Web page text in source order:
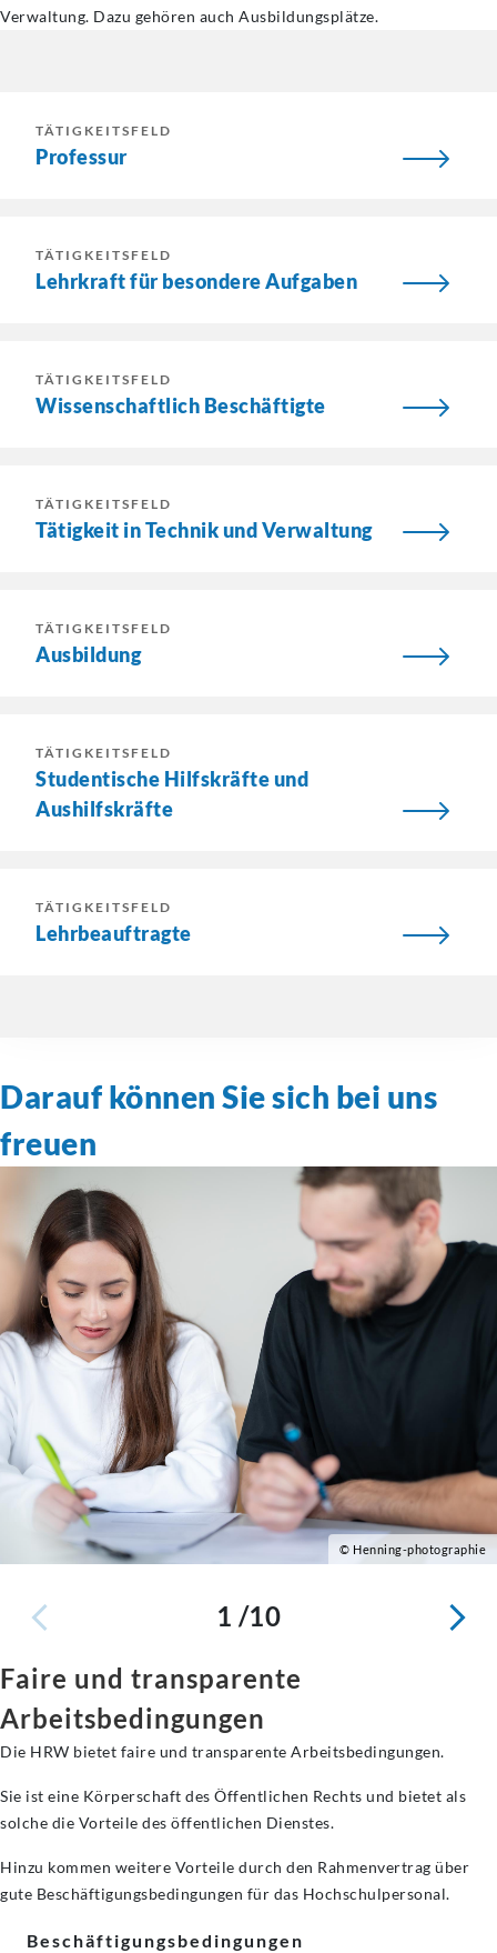
Verwaltung. Dazu gehören auch Ausbildungsplätze.
TÄTIGKEITSFELD
Professur
TÄTIGKEITSFELD
Lehrkraft für besondere Aufgaben
TÄTIGKEITSFELD
Wissenschaftlich Beschäftigte
TÄTIGKEITSFELD
Tätigkeit in Technik und Verwaltung
TÄTIGKEITSFELD
Ausbildung
TÄTIGKEITSFELD
Studentische Hilfskräfte und
Aushilfskräfte
TÄTIGKEITSFELD
Lehrbeauftragte
Darauf können Sie sich bei uns
freuen
© Henning-photographie
1 /10
Faire und transparente
Arbeitsbedingungen
Die HRW bietet faire und transparente Arbeitsbedingungen.
Sie ist eine Körperschaft des Öffentlichen Rechts und bietet als
solche die Vorteile des öffentlichen Dienstes.
Hinzu kommen weitere Vorteile durch den Rahmenvertrag über
gute Beschäftigungsbedingungen für das Hochschulpersonal.
Beschäftigungsbedingungen